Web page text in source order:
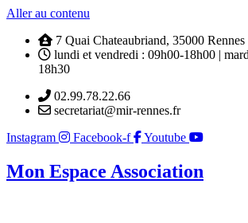
Aller au contenu
7 Quai Chateaubriand, 35000 Rennes
lundi et vendredi : 09h00-18h00 |
18h30
02.99.78.22.66
secretariat@mir-rennes.fr
Instagram
Facebook-f Youtube
Mon Espace Association